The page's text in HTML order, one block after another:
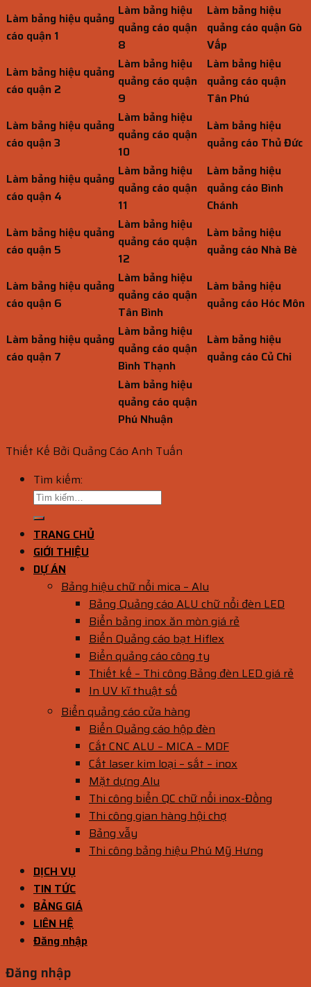
Làm bảng hiệu quảng
cáo quận 1
Làm bảng hiệu
quảng cáo quận
8
Làm bảng hiệu
quảng cáo quận Gò
Vấp
Làm bảng hiệu quảng
cáo quận 2
Làm bảng hiệu
quảng cáo quận
9
Làm bảng hiệu
quảng cáo quận
Tân Phú
Làm bảng hiệu quảng
cáo quận 3
Làm bảng hiệu
quảng cáo quận
10
Làm bảng hiệu
quảng cáo Thủ Đức
Làm bảng hiệu quảng
cáo quận 4
Làm bảng hiệu
quảng cáo quận
11
Làm bảng hiệu
quảng cáo Bình
Chánh
Làm bảng hiệu quảng
cáo quận 5
Làm bảng hiệu
quảng cáo quận
12
Làm bảng hiệu
quảng cáo Nhà Bè
Làm bảng hiệu quảng
cáo quận 6
Làm bảng hiệu
quảng cáo quận
Tân Bình
Làm bảng hiệu
quảng cáo Hóc Môn
Làm bảng hiệu quảng
cáo quận 7
Làm bảng hiệu
quảng cáo quận
Bình Thạnh
Làm bảng hiệu
quảng cáo Củ Chi
Làm bảng hiệu
quảng cáo quận
Phú Nhuận
Thiết Kế Bởi Quảng Cáo Anh Tuấn
Tìm kiếm:
TRANG CHỦ
GIỚI THIỆU
DỰ ÁN
Bảng hiệu chữ nổi mica – Alu
Bảng Quảng cáo ALU chữ nổi đèn LED
Biển bảng inox ăn mòn giá rẻ
Biển Quảng cáo bạt Hiflex
Biển quảng cáo công ty
Thiết kế – Thi công Bảng đèn LED giá rẻ
In UV kĩ thuật số
Biển quảng cáo cửa hàng
Biển Quảng cáo hộp đèn
Cắt CNC ALU – MICA – MDF
Cắt laser kim loại – sắt – inox
Mặt dựng Alu
Thi công biển QC chữ nổi inox-Đồng
Thi công gian hàng hội chợ
Bảng vẫy
Thi công bảng hiệu Phú Mỹ Hưng
DỊCH VỤ
TIN TỨC
BẢNG GIÁ
LIÊN HỆ
Đăng nhập
Đăng nhập